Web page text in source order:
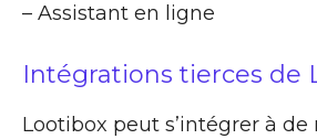
– Assistant en ligne
Intégrations tierces de
Lootibox peut s’intégrer à de